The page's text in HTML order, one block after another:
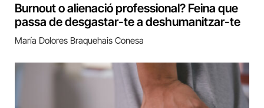
Burnout o alienació professional? Feina que
passa de desgastar-te a deshumanitzar-te
María Dolores Braquehais Conesa